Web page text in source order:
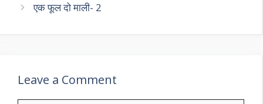
एक फूल दो माली- 2
Leave a Comment